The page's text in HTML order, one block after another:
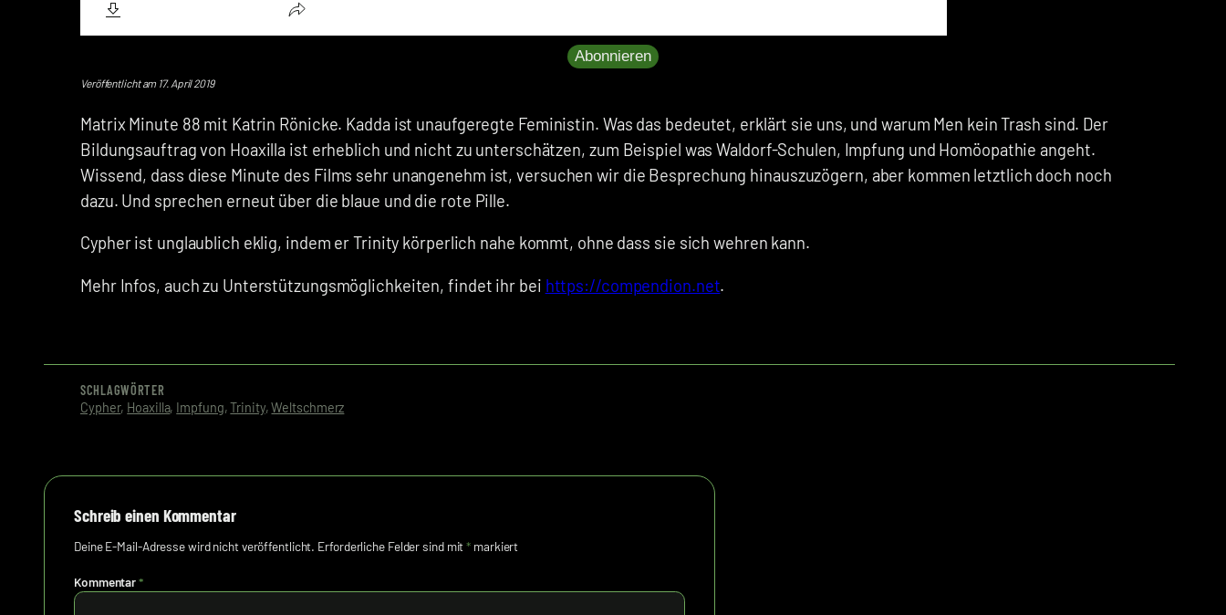
Abonnieren
Veröffentlicht am 17. April 2019
Matrix Minute 88 mit Katrin Rönicke. Kadda ist unaufgeregte Feministin. Was das bedeutet, erklärt sie uns, und warum Men kein Trash sind. Der
Bildungsauftrag von Hoaxilla ist erheblich und nicht zu unterschätzen, zum Beispiel was Waldorf-Schulen, Impfung und Homöopathie angeht.
Wissend, dass diese Minute des Films sehr unangenehm ist, versuchen wir die Besprechung hinauszuzögern, aber kommen letztlich doch noch
dazu. Und sprechen erneut über die blaue und die rote Pille.
Cypher ist unglaublich eklig, indem er Trinity körperlich nahe kommt, ohne dass sie sich wehren kann.
Mehr Infos, auch zu Unterstützungsmöglichkeiten, findet ihr bei https://compendion.net.
SCHLAGWÖRTER
Cypher, Hoaxilla, Impfung, Trinity, Weltschmerz
Schreib einen Kommentar
Deine E-Mail-Adresse wird nicht veröffentlicht. Erforderliche Felder sind mit* markiert
Kommentar*